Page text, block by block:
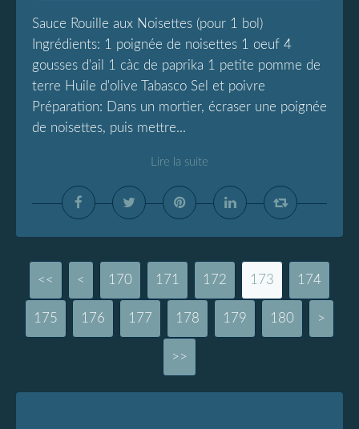
Sauce Rouille aux Noisettes (pour 1 bol)
Ingrédients: 1 poignée de noisettes 1 oeuf 4
gousses d'ail 1 càc de paprika 1 petite pomme de
terre Huile d'olive Tabasco Sel et poivre
Préparation: Dans un mortier, écraser une poignée
de noisettes, puis mettre...
Lire la suite
<< < 100
110
120
130
140
150
160
170 171 172 173 174
175 176 177 178 179 180 >
>>